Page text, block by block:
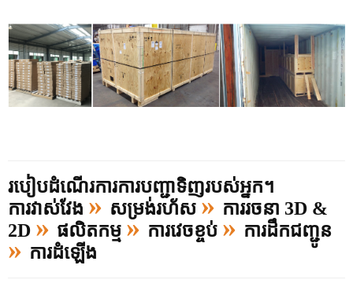
របៀបដំណើរការការបញ្ជាទិញរបស់អ្នក។
ការវាស់វែង » សម្រង់រហ័ស » ការរចនា 3D &
2D » ផលិតកម្ម » ការវេចខ្ចប់ » ការដឹកជញ្ជូន
» ការដំឡើង